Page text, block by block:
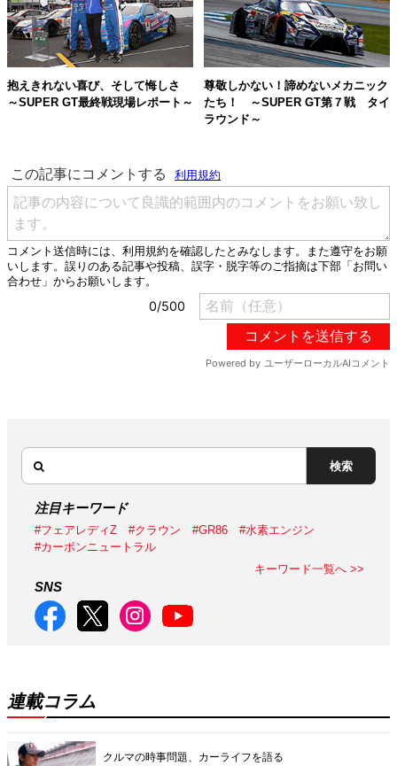
抱えきれない喜び、そして悔しさ
～SUPER GT最終戦現場レポート～
尊敬しかない！諦めないメカニック
たち！ ～SUPER GT第７戦 タイ
ラウンド～
検索
注目キーワード
#フェアレディZ #クラウン #GR86
#水素エンジン
#カーボンニュートラル
キーワード一覧へ >>
SNS
連載コラム
クルマの時事問題、カーライフを語る